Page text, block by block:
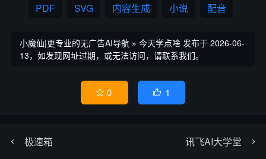
PDF SVG 内容生成 小说 配音
小魔仙|更专业的无广告AI导航 » 今天学点啥 发布于 2026-06-
13，如发现网址过期，或无法访问，请联系我们。
 0  1
极速箱 讯飞AI大学堂